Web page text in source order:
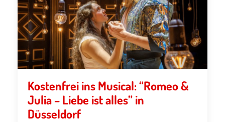
Kostenfrei ins Musical: “Romeo &
Julia – Liebe ist alles” in
Düsseldorf